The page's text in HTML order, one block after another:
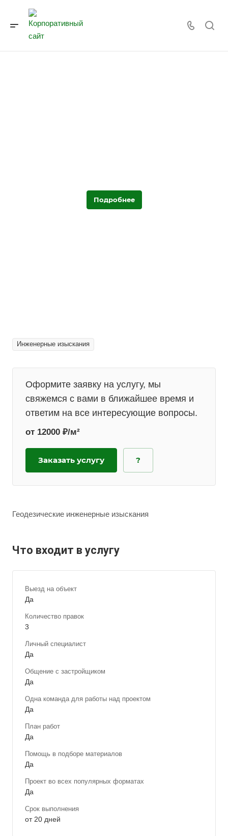
Подробнее
Инженерные изыскания
Оформите заявку на услугу, мы
свяжемся с вами в ближайшее время и
ответим на все интересующие вопросы.
от 12000 ₽/м²
Заказать услугу ?
Геодезические инженерные изыскания
Что входит в услугу
Выезд на объект
Да
Количество правок
3
Личный специалист
Да
Общение с застройщиком
Да
Одна команда для работы над проектом
Да
План работ
Да
Помощь в подборе материалов
Да
Проект во всех популярных форматах
Да
Срок выполнения
от 20 дней